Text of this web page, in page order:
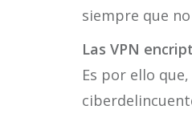
siempre que
Las VPN
Es por ello